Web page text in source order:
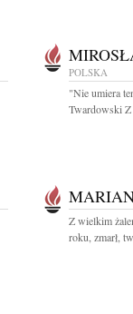
POLSKA
"Nie umiera
Twardowski
Z wielkim
roku, zmarł,